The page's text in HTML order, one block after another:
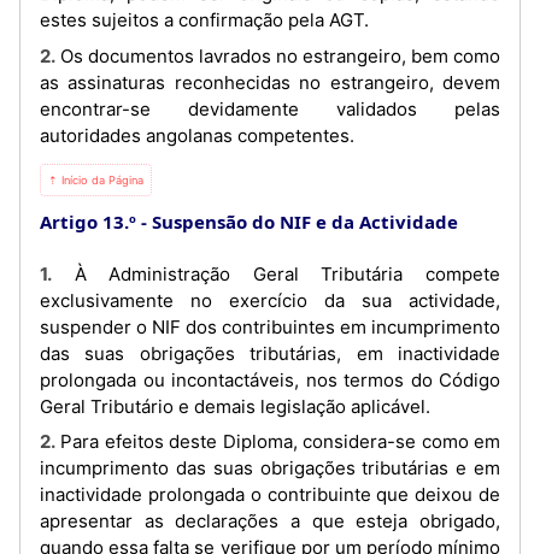
estes sujeitos a confirmação pela AGT.
2. Os documentos lavrados no estrangeiro, bem como
as assinaturas reconhecidas no estrangeiro, devem
encontrar-se devidamente validados pelas
autoridades angolanas competentes.
⇡ Início da Página
Artigo 13.º Suspensão do NIF e da Actividade
1. À Administração Geral Tributária compete
exclusivamente no exercício da sua actividade,
suspender o NIF dos contribuintes em incumprimento
das suas obrigações tributárias, em inactividade
prolongada ou incontactáveis, nos termos do Código
Geral Tributário e demais legislação aplicável.
2. Para efeitos deste Diploma, considera-se como em
incumprimento das suas obrigações tributárias e em
inactividade prolongada o contribuinte que deixou de
apresentar as declarações a que esteja obrigado,
quando essa falta se verifique por um período mínimo